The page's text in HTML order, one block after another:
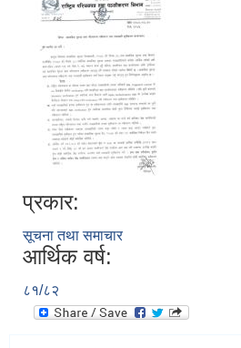
प्रकार:
सूचना तथा समाचार
आर्थिक वर्ष:
८१/८२